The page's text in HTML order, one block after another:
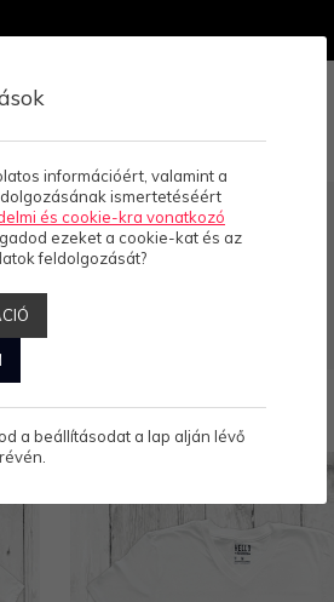
97 Termék
információért, valamint a
ismertetéséért
és cookie-kra vonatkozó
ezeket a cookie-kat és az
feldolgozását?
a beállításodat a lap alján lévő